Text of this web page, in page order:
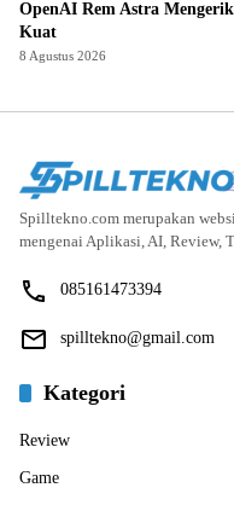
OpenAI Rem Astra
Kuat
8 Agustus 2026
Spilltekno.com merupakan
mengenai Aplikasi, AI, Review,
085161473394
spilltekno@gmail.com
Kategori
Review
Game